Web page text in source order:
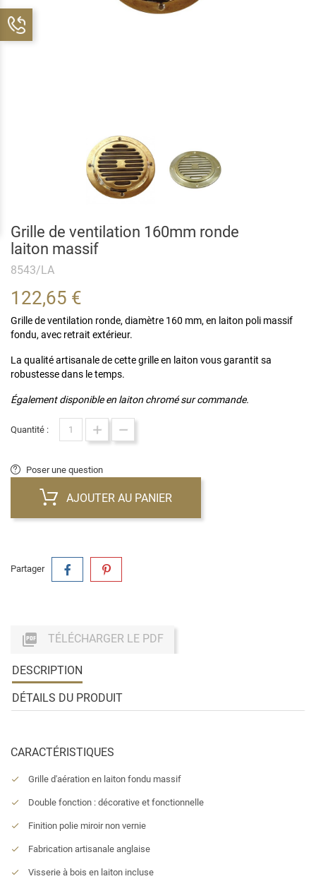
Grille de ventilation 160mm ronde
laiton massif
8543/LA
122,65 €
Grille de ventilation ronde, diamètre 160 mm, en laiton poli massif
fondu, avec retrait extérieur.
La qualité artisanale de cette grille en laiton vous garantit sa
robustesse dans le temps.
Également disponible en laiton chromé sur commande.
Quantité :
Poser une question
AJOUTER AU PANIER
Partager
 TÉLÉCHARGER LE PDF
DESCRIPTION
DÉTAILS DU PRODUIT
CARACTÉRISTIQUES
Grille d'aération en laiton fondu massif
Double fonction : décorative et fonctionnelle
Finition polie miroir non vernie
Fabrication artisanale anglaise
Visserie à bois en laiton incluse